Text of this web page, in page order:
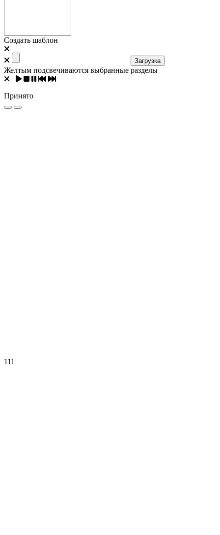
Создать шаблон
Загрузка
Желтым подсвечиваются выбранные разделы
Принято
111